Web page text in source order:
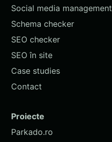
Social media management
Schema checker
SEO checker
SEO în site
Case studies
Contact
Proiecte
Parkado.ro